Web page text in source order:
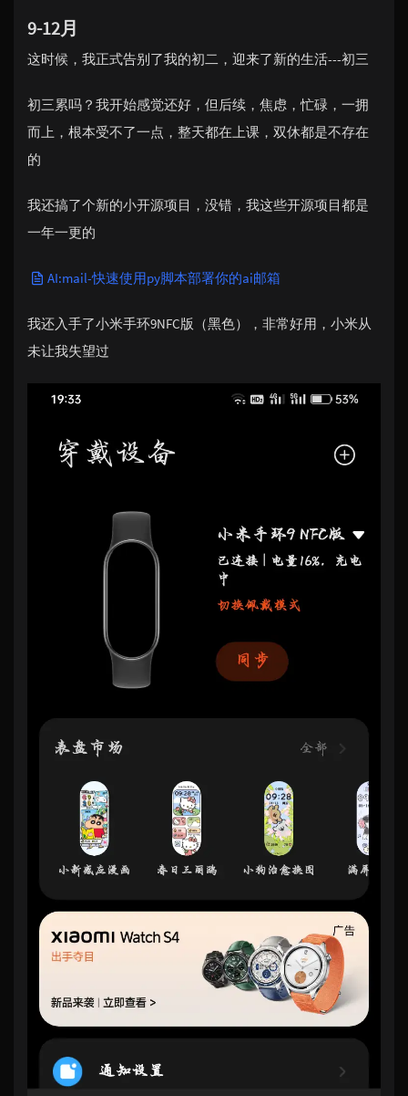
9-12月
这时候，我正式告别了我的初二，迎来了新的生活---初三
初三累吗？我开始感觉还好，但后续，焦虑，忙碌，一拥
而上，根本受不了一点，整天都在上课，双休都是不存在
的
我还搞了个新的小开源项目，没错，我这些开源项目都是
一年一更的
AI:mail-快速使用py脚本部署你的ai邮箱
我还入手了小米手环9NFC版（黑色），非常好用，小米从
未让我失望过